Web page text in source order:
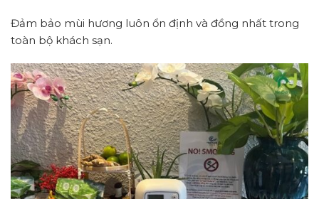
Đảm bảo mùi hương luôn ổn định và đồng nhất trong
toàn bộ khách sạn.